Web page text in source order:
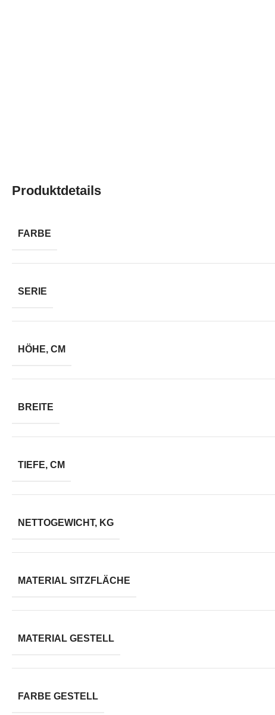
Produktdetails
FARBE
SERIE
HÖHE, CM
BREITE
TIEFE, CM
NETTOGEWICHT, KG
MATERIAL SITZFLÄCHE
MATERIAL GESTELL
FARBE GESTELL